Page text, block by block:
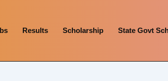
Results Scholarship State Govt